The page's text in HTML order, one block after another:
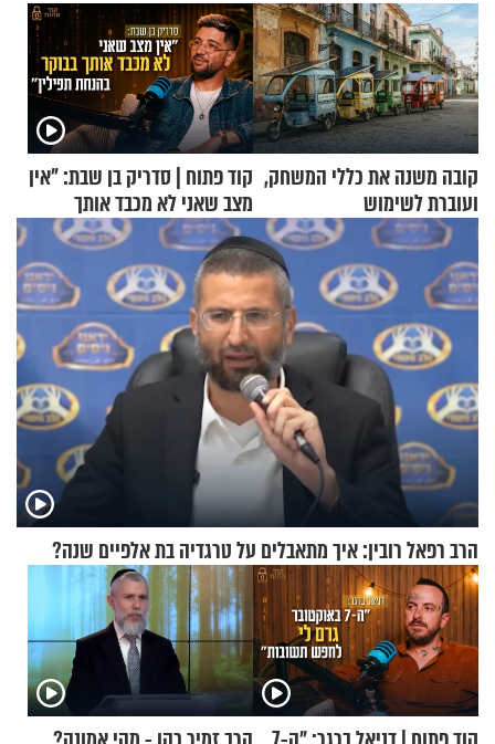
קובה משנה את כללי המשחק,
ועוברת לשימוש
בתלת־אופנועים סולאריים
קוד פתוח | סדריק בן שבת: "אין
מצב שאני לא מכבד אותך
בבוקר בהנחת תפילין"
הרב רפאל רובין: איך מתאבלים על טרגדיה בת אלפיים שנה?